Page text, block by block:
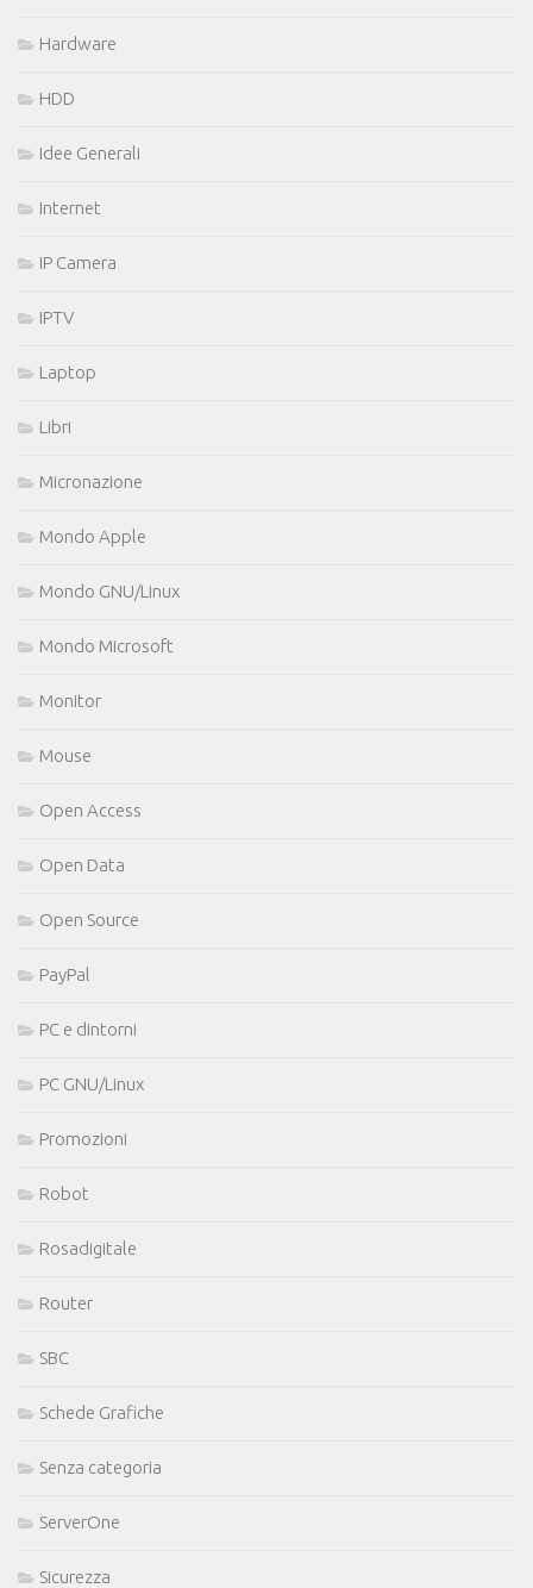
Hardware
HDD
Idee Generali
Internet
IP Camera
IPTV
Laptop
Libri
Micronazione
Mondo Apple
Mondo GNU/Linux
Mondo Microsoft
Monitor
Mouse
Open Access
Open Data
Open Source
PayPal
PC e dintorni
PC GNU/Linux
Promozioni
Robot
Rosadigitale
Router
SBC
Schede Grafiche
Senza categoria
ServerOne
Sicurezza